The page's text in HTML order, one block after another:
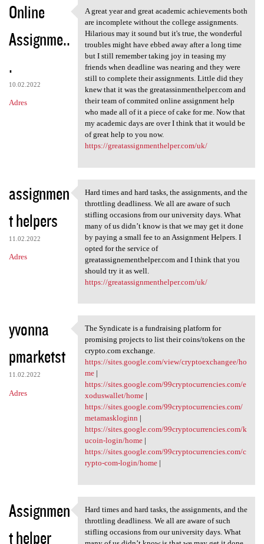
Online
Assignme..
.
10.02.2022
Adres
A great year and great
A great year and great academic achievements both
are incomplete without the college assignments.
Hilarious may it sound but it's true, the wonderful
troubles might have ebbed away after a long time
but I still remember taking joy in teasing my
friends when deadline was nearing and they were
still to complete their assignments. Little did they
knew that it was the greatassinmenthelper.com and
their team of commited online assignment help
who made all of it a piece of cake for me. Now that
my academic days are over I think that it would be
of great help to you now.
https://greatassignmenthelper.com/uk/
assignmen
t helpers
11.02.2022
Adres
Hard times and hard tasks,
Hard times and hard tasks, the assignments, and the
throttling deadliness. We all are aware of such
stifling occasions from our university days. What
many of us didn’t know is that we may get it done
by paying a small fee to an Assignment Helpers. I
opted for the service of
greatassignementhelper.com and I think that you
should try it as well.
https://greatassignmenthelper.com/uk/
yvonna
pmarketst
11.02.2022
Adres
The Syndicate is a
The Syndicate is a fundraising platform for
promising projects to list their coins/tokens on the
crypto.com exchange.
https://sites.google.com/view/cryptoexchangee/ho
me|
https://sites.google.com/99cryptocurrencies.com/e
xoduswallet/home|
https://sites.google.com/99cryptocurrencies.com/
metamaskloginn |
https://sites.google.com/99cryptocurrencies.com/k
ucoin-login/home|
https://sites.google.com/99cryptocurrencies.com/c
rypto-com-login/home|
Assignmen
t helper
Hard times and hard tasks,
Hard times and hard tasks, the assignments, and the
throttling deadliness. We all are aware of such
stifling occasions from our university days. What